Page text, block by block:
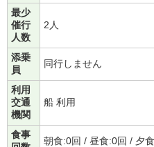
最少
催行
人数
2人
添乗
員
同行しません
利用
交通
機関
船 利用
食事
朝食:0回 / 昼食:0回 / 夕